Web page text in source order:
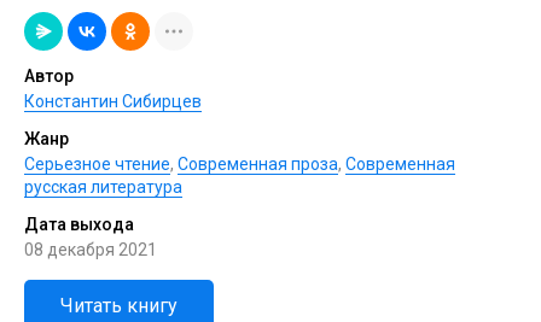
Автор
Константин Сибирцев
Жанр
Серьезное чтение, Современная проза, Современная
русская литература
Дата выхода
08 декабря 2021
Читать книгу